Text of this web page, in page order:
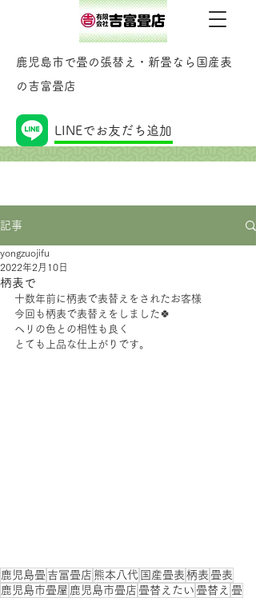
鹿児島市で畳の張替え・新畳なら国産表
の吉富畳店
LINEでお友だち追加
記事
記事
柄表で
yongzuojifu
2022年2月10日
十数年前に柄表で表替えをされたお客様
今回も柄表で表替えをしました🍀
ヘリの色との相性も良く
とても上品な仕上がりです。
鹿児島畳 吉冨畳店 熊本八代 国産畳表 柄表 畳表
鹿児島市畳屋 鹿児島市畳店 畳替えたい 畳替え 畳